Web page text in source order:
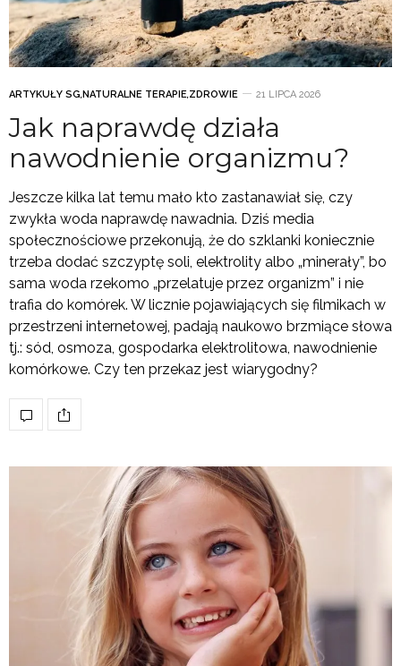
ARTYKUŁY SG,NATURALNE TERAPIE,ZDROWIE 21 LIPCA 2026
Jak naprawdę działa
nawodnienie organizmu?
Jeszcze kilka lat temu mało kto zastanawiał się, czy
zwykła woda naprawdę nawadnia. Dziś media
społecznościowe przekonują, że do szklanki koniecznie
trzeba dodać szczyptę soli, elektrolity albo „minerały”, bo
sama woda rzekomo „przelatuje przez organizm” i nie
trafia do komórek. W licznie pojawiających się filmikach w
przestrzeni internetowej, padają naukowo brzmiące słowa
tj.: sód, osmoza, gospodarka elektrolitowa, nawodnienie
komórkowe. Czy ten przekaz jest wiarygodny?